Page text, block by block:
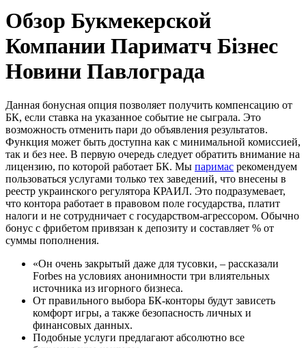
Обзор Букмекерской
Компании Париматч Бізнес
Новини Павлограда
Данная бонусная опция позволяет получить компенсацию от
БК, если ставка на указанное событие не сыграла. Это
возможность отменить пари до объявления результатов.
Функция может быть доступна как с минимальной комиссией,
так и без нее. В первую очередь следует обратить внимание на
лицензию, по которой работает БК. Мы паримас рекомендуем
пользоваться услугами только тех заведений, что внесены в
реестр украинского регулятора КРАИЛ. Это подразумевает,
что контора работает в правовом поле государства, платит
налоги и не сотрудничает с государством-агрессором. Обычно
бонус с фрибетом привязан к депозиту и составляет % от
суммы пополнения.
«Он очень закрытый даже для тусовки, – рассказали
Forbes на условиях анонимности три влиятельных
источника из игорного бизнеса.
От правильного выбора БК-конторы будут зависеть
комфорт игры, а также безопасность личных и
финансовых данных.
Подобные услуги предлагают абсолютно все